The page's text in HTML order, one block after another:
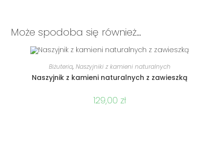
Może spodoba się również…
DODAJ DO KOSZYKA
Biżuteria, Naszyjniki z kamieni naturalnych
Naszyjnik z kamieni naturalnych z zawieszką
129,00 zł